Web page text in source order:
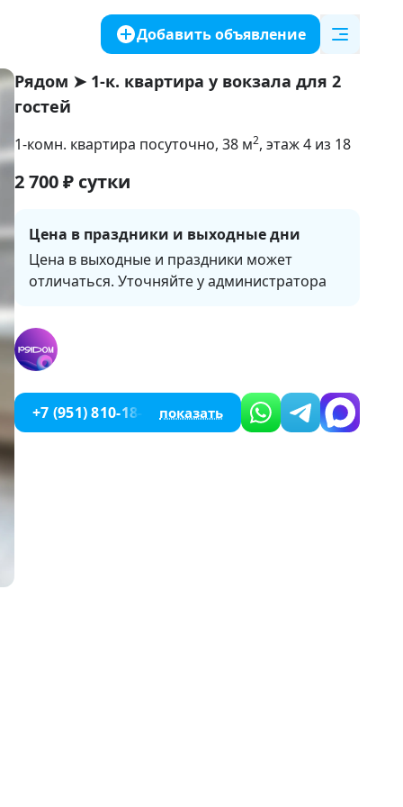
Добавить объявление
Рядом ➤ 1-к. квартира у вокзала для 2
гостей
1-комн. квартира посуточно, 38 м2, этаж 4 из 18
2 700₽ сутки
Цена в праздники и выходные дни
Цена в выходные и праздники может
отличаться. Уточняйте у администратора
+7 (951) 810-18-87 показать